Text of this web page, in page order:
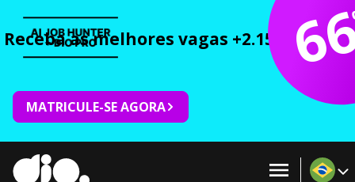
Receba as melhores vagas +2.150 cursos
MATRICULE-SE AGORA